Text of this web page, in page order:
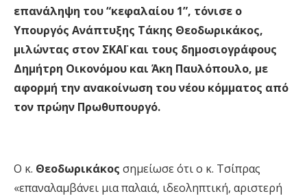
επανάληψη του “κεφαλαίου 1”, τόνισε ο
Υπουργός Ανάπτυξης Τάκης Θεοδωρικάκος,
μιλώντας στον ΣΚΑΪ και τους δημοσιογράφους
Δημήτρη Οικονόμου και Άκη Παυλόπουλο, με
αφορμή την ανακοίνωση του νέου κόμματος από
τον πρώην Πρωθυπουργό.
Ο κ. Θεοδωρικάκος σημείωσε ότι ο κ. Τσίπρας
«επαναλαμβάνει μια παλαιά, ιδεοληπτική, αριστερή